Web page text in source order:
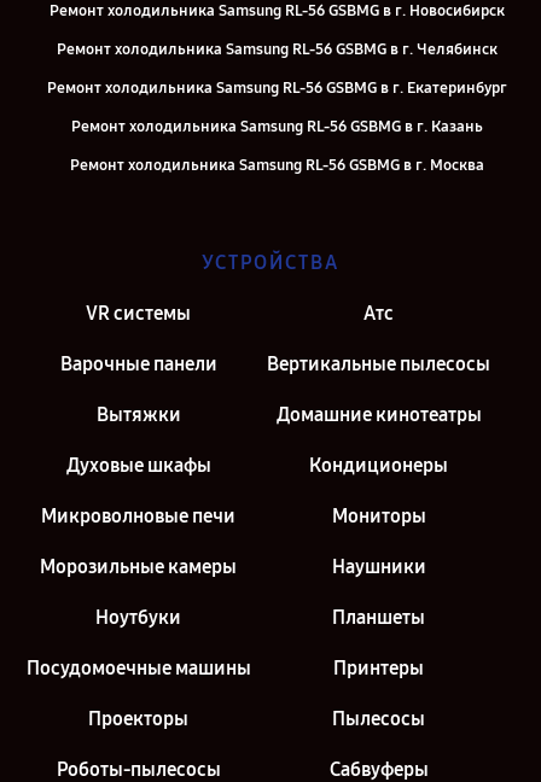
Ремонт холодильника Samsung RL-56 GSBMG в г. Новосибирск
Ремонт холодильника Samsung RL-56 GSBMG в г. Челябинск
Ремонт холодильника Samsung RL-56 GSBMG в г. Екатеринбург
Ремонт холодильника Samsung RL-56 GSBMG в г. Казань
Ремонт холодильника Samsung RL-56 GSBMG в г. Москва
УСТРОЙСТВА
VR системы Атс
Варочные панели Вертикальные пылесосы
Вытяжки Домашние кинотеатры
Духовые шкафы Кондиционеры
Микроволновые печи Мониторы
Морозильные камеры Наушники
Ноутбуки Планшеты
Посудомоечные машины Принтеры
Проекторы Пылесосы
Роботы-пылесосы Сабвуферы